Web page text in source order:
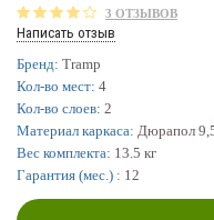
3 ОТЗЫВОВ
Написать отзыв
Бренд: Tramp
Кол-во мест: 4
Кол-во слоев: 2
Материал каркаса: Дюрапол
Вес комплекта: 13.5 кг
Гарантия (мес.) : 12